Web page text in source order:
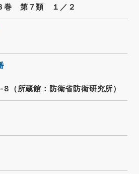
巻 第７類 １／２
（所蔵館：防衛省防衛研究所）